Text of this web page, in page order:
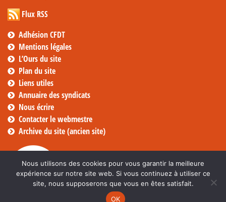
Flux RSS
Adhésion CFDT
Mentions légales
L’Ours du site
Plan du site
Liens utiles
Annuaire des syndicats
Nous écrire
Contacter le webmestre
Archive du site (ancien site)
Nous utilisons des cookies pour vous garantir la meilleure
expérience sur notre site web. Si vous continuez à utiliser ce
site, nous supposerons que vous en êtes satisfait.
OK